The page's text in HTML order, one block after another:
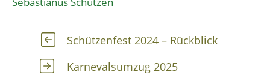
Schützenfest 2024 – Rückblick
Karnevalsumzug 2025